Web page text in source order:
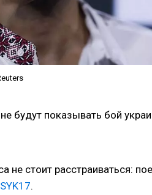
будут показывать бой
не стоит расстраиваться:
.